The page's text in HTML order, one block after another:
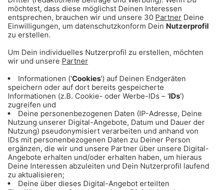
ANZEIGE - Eishockey: Alle Infos & Spiele